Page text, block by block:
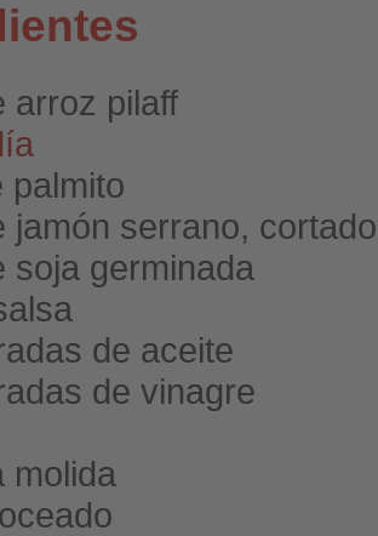
arroz pilaff
palmito
jamón serrano,
soja germinada
de aceite
de vinagre
molida